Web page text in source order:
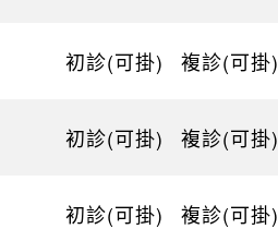
初診(可掛) 複診(可掛)
初診(可掛) 複診(可掛)
初診(可掛) 複診(可掛)